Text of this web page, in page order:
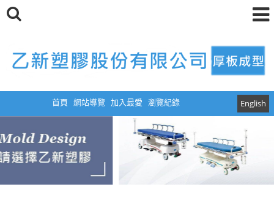
首頁 網站導覽 加入最愛 English
瀏覽紀錄